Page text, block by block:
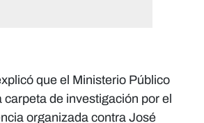
que el Ministerio Público
carpeta de investigación por el
organizada contra José